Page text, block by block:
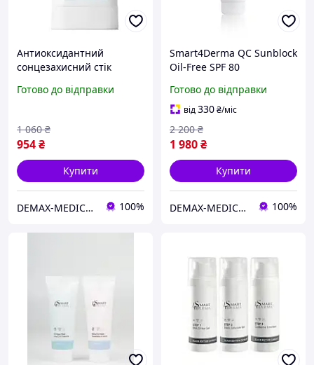
Антиоксидантний
сонцезахисний стік
Defence Stick NAD Boost
Готово до відправки
954₴
1 060 ₴
Купити
DEMAX-MEDICARE 100%
Smart4Derma QC Sunblock
Oil-Free SPF 80
ультразахисний крем SPF
80 для жирної шкіри
230ml
Готово до відправки
від330₴/міс
1 980₴
2 200 ₴
Купити
DEMAX-MEDICARE 100%